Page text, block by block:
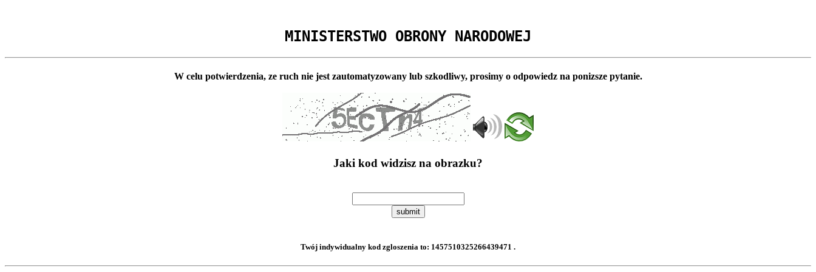
MINISTERSTWO OBRONY NARODOWEJ
W celu potwierdzenia, ze ruch nie jest zautomatyzowany lub szkodliwy, prosimy o odpowiedz na ponizsze pytanie.
Jaki kod widzisz na obrazku?
submit
Twój indywidualny kod zgloszenia to: 1457510325266439471 .